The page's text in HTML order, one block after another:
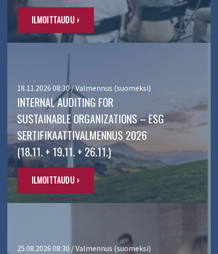
ILMOITTAUDU ›
18.11.2026 08:30 / Valmennus (suomeksi)
INTERNAL AUDITING FOR
SUSTAINABLE ORGANIZATIONS – ESG
SERTIFIKAATTIVALMENNUS 2026
(18.11. + 19.11. + 26.11.)
ILMOITTAUDU ›
25.08.2026 08:30 / Valmennus (suomeksi)